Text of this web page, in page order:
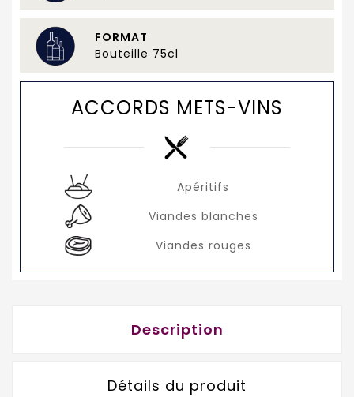
FORMAT
Bouteille 75cl
ACCORDS METS-VINS
Apéritifs
Viandes blanches
Viandes rouges
Description
Détails du produit